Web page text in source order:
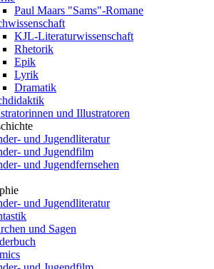
Paul Maars "Sams"-Romane
KJL-Literaturwissenschaft
Rhetorik
Epik
Lyrik
Dramatik
und Illustratoren
und Jugendliteratur
und Jugendfilm
und Jugendfernsehen
und Jugendliteratur
und Sagen